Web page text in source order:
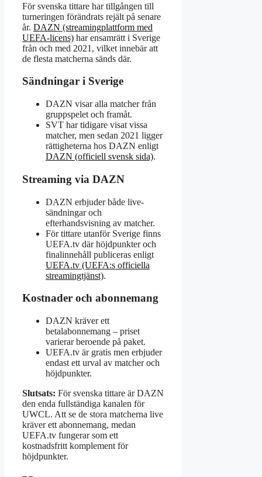
För svenska tittare har tillgången till
turneringen förändrats rejält på senare
år. DAZN (streamingplattform med
UEFA-licens) har ensamrätt i Sverige
från och med 2021, vilket innebär att
de flesta matcherna sänds där.
Sändningar i Sverige
DAZN visar alla matcher från
gruppspelet och framåt.
SVT har tidigare visat vissa
matcher, men sedan 2021 ligger
rättigheterna hos DAZN enligt
DAZN (officiell svensk sida).
Streaming via DAZN
DAZN erbjuder både live-
sändningar och
efterhandsvisning av matcher.
För tittare utanför Sverige finns
UEFA.tv där höjdpunkter och
finalinnehåll publiceras enligt
UEFA.tv (UEFA:s officiella
streamingtjänst).
Kostnader och abonnemang
DAZN kräver ett
betalabonnemang – priset
varierar beroende på paket.
UEFA.tv är gratis men erbjuder
endast ett urval av matcher och
höjdpunkter.
Slutsats: För svenska tittare är DAZN
den enda fullständiga kanalen för
UWCL. Att se de stora matcherna live
kräver ett abonnemang, medan
UEFA.tv fungerar som ett
kostnadsfritt komplement för
höjdpunkter.